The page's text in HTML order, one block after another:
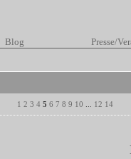
Blog Presse/
1 2 3 4 5 6 7 8 9 10 12 14